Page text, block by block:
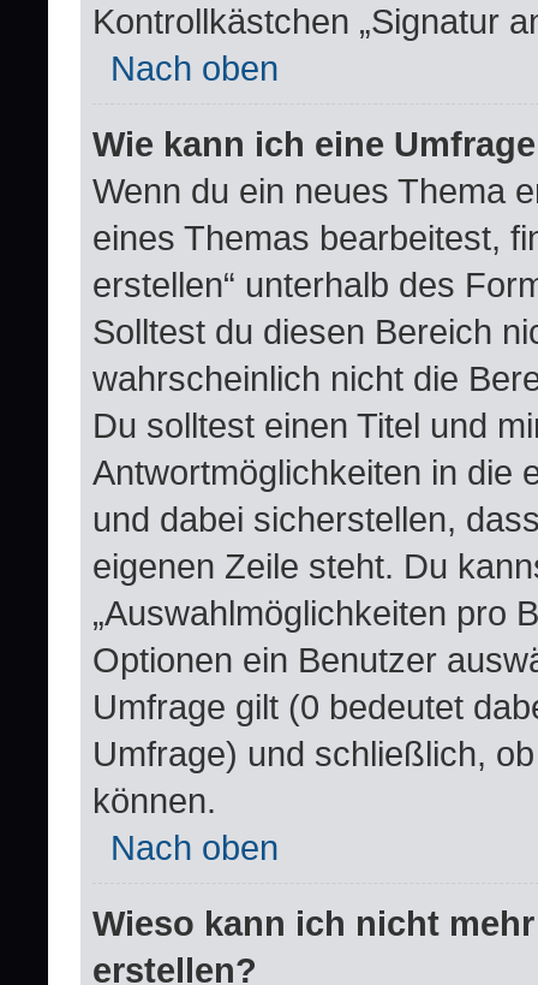
Kontrollkästchen „Signatur
Nach oben
Wie kann ich eine
Wenn du ein neues Thema
eines Themas bearbeitest,
erstellen“ unterhalb des
Solltest du diesen Bereich
wahrscheinlich nicht die
Du solltest einen Titel und
Antwortmöglichkeiten in die
und dabei sicherstellen,
eigenen Zeile steht. Du
„Auswahlmöglichkeiten pro
Optionen ein Benutzer
Umfrage gilt (0 bedeutet
Umfrage) und schließlich,
können.
Nach oben
Wieso kann ich nicht
erstellen?